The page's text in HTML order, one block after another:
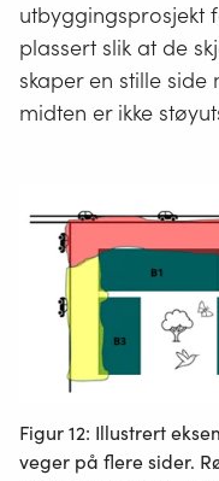
utbyggingsprosjekt
plassert slik at de
skaper en stille side
midten er ikke
Figur 12: Illustrert
veger på flere sider.